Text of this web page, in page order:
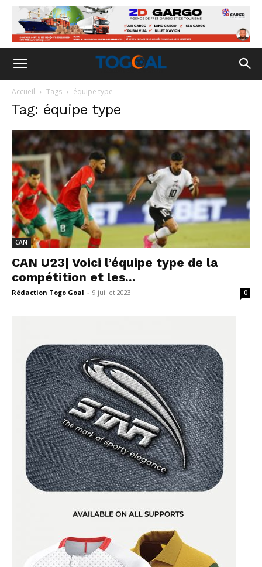
Accueil Tags équipe type
Tag: équipe type
CAN
CAN U23| Voici l’équipe type de la
compétition et les...
Rédaction Togo Goal - 9 juillet 2023 0